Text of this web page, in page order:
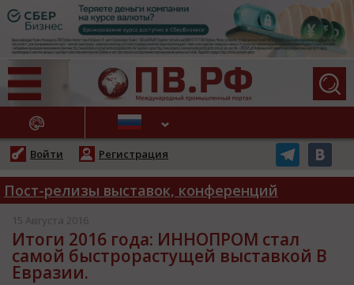
НОВОСТИ
Войти Регистрация
Пост-релизы выставок, конференций
15 Августа 2016
Итоги 2016 года: ИННОПРОМ стал
самой быстрорастущей выставкой В
Евразии.